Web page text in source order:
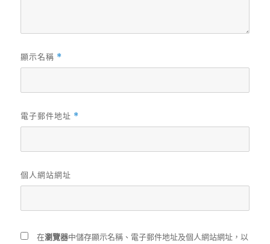
顯示名稱 *
電子郵件地址 *
個人網站網址
在瀏覽器中儲存顯示名稱、電子郵件地址及個人網站網址，以